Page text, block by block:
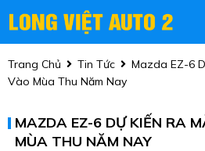
Trang Chủ Tin Tức
Mazda EZ-6
Vào Mùa Thu Năm Nay
MAZDA EZ-6 DỰ KIẾN RA
MÙA THU NĂM NAY